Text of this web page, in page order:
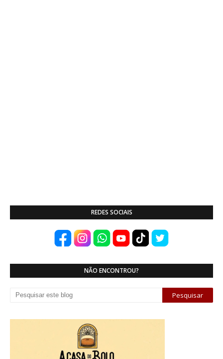
REDES SOCIAIS
NÃO ENCONTROU?